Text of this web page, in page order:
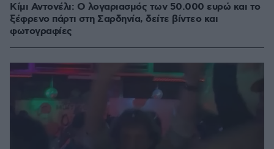
Κίμι Αντονέλι: Ο λογαριασμός των 50.000 ευρώ και το
ξέφρενο πάρτι στη Σαρδηνία, δείτε βίντεο και
φωτογραφίες